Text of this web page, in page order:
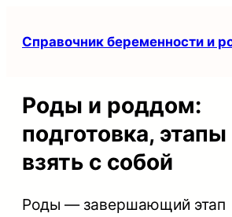
Справочник беременности и
Роды и роддом:
подготовка, этапы
взять с собой
Роды — завершающий этап